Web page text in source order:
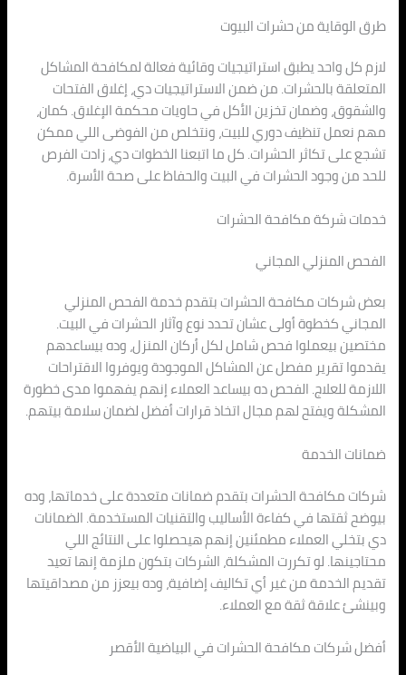
طرق الوقاية من حشرات البيوت
لازم كل واحد يطبق استراتيجيات وقائية فعالة لمكافحة المشاكل
المتعلقة بالحشرات. من ضمن الاستراتيجيات دي، إغلاق الفتحات
والشقوق، وضمان تخزين الأكل في حاويات محكمة الإغلاق. كمان،
مهم نعمل تنظيف دوري للبيت، ونتخلص من الفوضى اللي ممكن
تشجع على تكاثر الحشرات. كل ما اتبعنا الخطوات دي، زادت الفرص
للحد من وجود الحشرات في البيت والحفاظ على صحة الأسرة.
خدمات شركة مكافحة الحشرات
الفحص المنزلي المجاني
بعض شركات مكافحة الحشرات بتقدم خدمة الفحص المنزلي
المجاني كخطوة أولى عشان تحدد نوع وآثار الحشرات في البيت.
مختصين بيعملوا فحص شامل لكل أركان المنزل، وده بيساعدهم
يقدموا تقرير مفصل عن المشاكل الموجودة ويوفروا الاقتراحات
اللازمة للعلاج. الفحص ده بيساعد العملاء إنهم يفهموا مدى خطورة
المشكلة ويفتح لهم مجال اتخاذ قرارات أفضل لضمان سلامة بيتهم.
ضمانات الخدمة
شركات مكافحة الحشرات بتقدم ضمانات متعددة على خدماتها، وده
بيوضح ثقتها في كفاءة الأساليب والتقنيات المستخدمة. الضمانات
دي بتخلي العملاء مطمئنين إنهم هيحصلوا على النتائج اللي
محتاجينها. لو تكررت المشكلة، الشركات بتكون ملزمة إنها تعيد
تقديم الخدمة من غير أي تكاليف إضافية، وده بيعزز من مصداقيتها
وبينشئ علاقة ثقة مع العملاء.
أفضل شركات مكافحة الحشرات في البياضية الأقصر